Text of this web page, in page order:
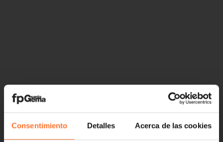
Consentimiento Detalles Acerca de las cookies